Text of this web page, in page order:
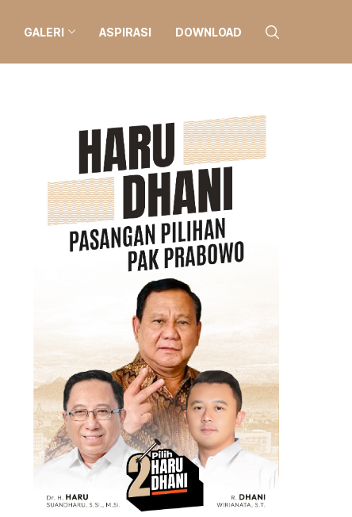
GALERI ASPIRASI DOWNLOAD